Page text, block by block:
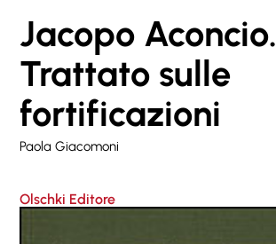
Jacopo Aconcio.
Trattato sulle
fortificazioni
Paola Giacomoni
Olschki Editore